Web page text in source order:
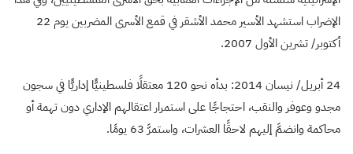
الإضراب استشهد الأسير محمد الأشقر في قمع الأسرى المضربين يوم 22
أكتوبر/ تشرين الأول 2007.
24 أبريل/ نيسان 2014: بدأه نحو 120 معتقلًا فلسطينيًّا إداريًّا في سجون
مجدو وعوفر والنقب، احتجاجًا على استمرار اعتقالهم الإداري دون تهمة أو
محاكمة وانضمَّ إليهم لاحقًا العشرات، واستمرَّ 63 يومًا.